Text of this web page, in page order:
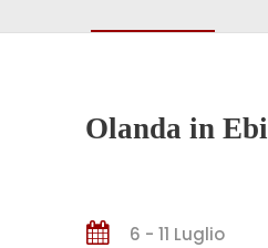
Olanda in
6 - 11 Luglio